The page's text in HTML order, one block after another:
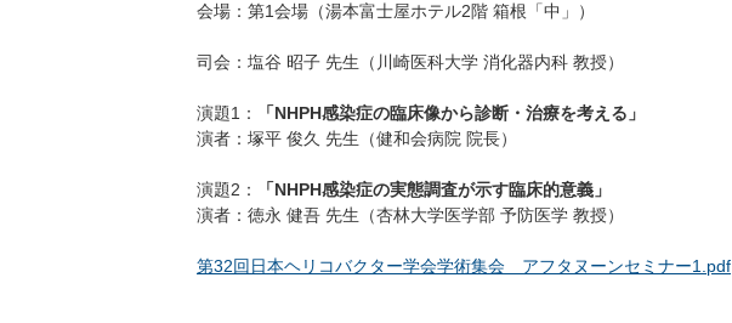
会場：第1会場（湯本富士屋ホテル2階 箱根「中」）
司会：塩谷 昭子 先生（川崎医科大学 消化器内科 教授）
演題1：
「NHPH感染症の臨床像から診断・治療を考える」
演者：塚平 俊久 先生（健和会病院 院長）
演題2：
「NHPH感染症の実態調査が示す臨床的意義」
演者：徳永 健吾 先生（杏林大学医学部 予防医学 教授）
第32回日本ヘリコバクター学会学術集会 アフタヌーンセミナー1.pdf